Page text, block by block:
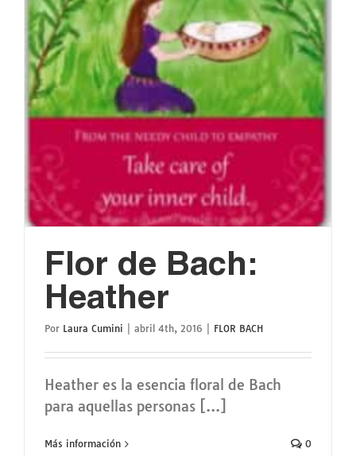
Flor de Bach:
Heather
Por Laura Cumini abril 4th, 2016 FLOR BACH
Heather es la esencia floral de Bach
para aquellas personas [...]
Más información 0